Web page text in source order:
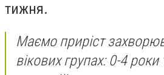
тижня.
Маємо приріст
вікових групах: 0-4